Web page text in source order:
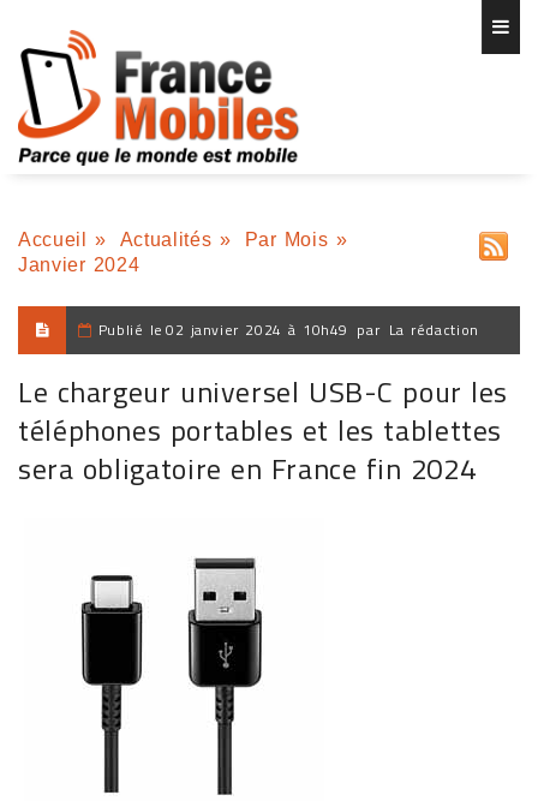
Accueil » Actualités » Par Mois »
Janvier 2024
Publié le 02 janvier 2024 à 10h49 par La rédaction
Le chargeur universel USB-C pour les
téléphones portables et les tablettes
sera obligatoire en France fin 2024